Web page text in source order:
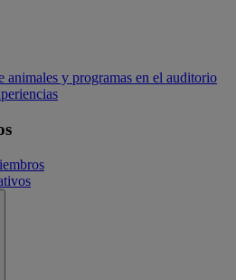
animales y programas en el auditorio